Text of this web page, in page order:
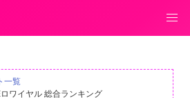
一覧
ワイヤル 総合ランキング